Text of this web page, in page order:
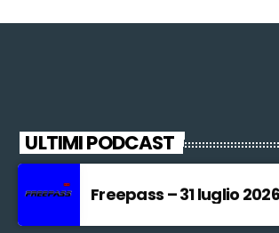
ULTIMI PODCAST
Freepass – 31 luglio 2026